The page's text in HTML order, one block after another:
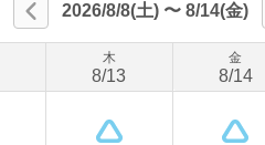
2026/8/8(土) 〜 8/14(金)
木
8/13
金
8/14